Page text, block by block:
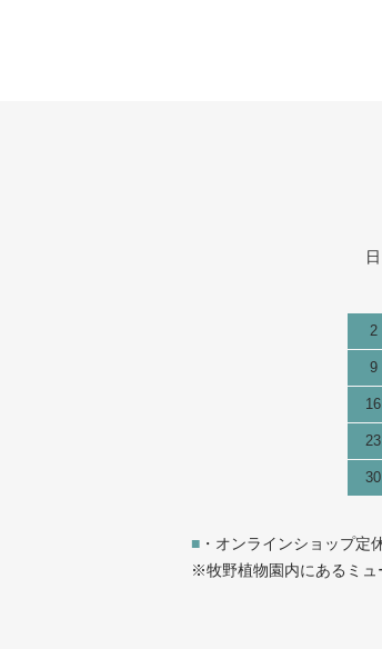
日
2
9
16
23
30
■ ・オンラインショップ定
※牧野植物園内にあるミュ